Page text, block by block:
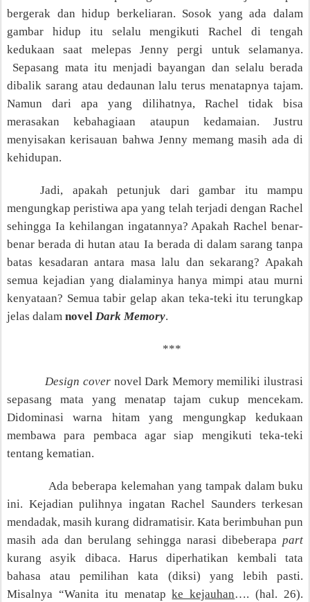
bergerak dan hidup berkeliaran. Sosok yang ada dalam
gambar hidup itu selalu mengikuti Rachel di tengah
kedukaansaat melepas Jenny pergi untuk selamanya.
Sepasang mata itu menjadi bayangan dan selalu berada
dibalik sarang atau dedaunanlalu terus menatapnya tajam.
Namun dari apa yang dilihatnya, Rachel tidak bisa
merasakan kebahagiaan ataupun kedamaian. Justru
menyisakan kerisauan bahwa Jenny memang masih ada di
kehidupan.
Jadi, apakah petunjuk dari gambar itu mampu
mengungkap peristiwa apa yang telah terjadi dengan Rachel
sehingga Ia kehilangan ingatannya? Apakah Rachel benar-
benar berada di hutan atau Ia berada di dalam sarang tanpa
batas kesadaran antara masa lalu dan sekarang? Apakah
semua kejadian yang dialaminya hanya mimpi atau murni
kenyataan? Semua tabir gelap akan teka-teki itu terungkap
jelas dalam novel Dark Memory.
***
Design covernovel Dark Memory memiliki ilustrasi
sepasang mata yang menatap tajam cukup mencekam.
Didominasi warna hitam yang mengungkap kedukaan
membawa para pembaca agar siap mengikuti teka-teki
tentang kematian.
Ada beberapa kelemahan yang tampak dalam buku
ini. Kejadian pulihnya ingatan Rachel Saunders terkesan
mendadak, masih kurang didramatisir. Kata berimbuhan pun
masih ada dan berulang sehingga narasi dibeberapa part
kurangasyik dibaca. Harus diperhatikan kembali tata
bahasa atau pemilihan kata (diksi) yang lebih pasti.
Misalnya “Wanita itu menatapke kejauhan…. (hal. 26).